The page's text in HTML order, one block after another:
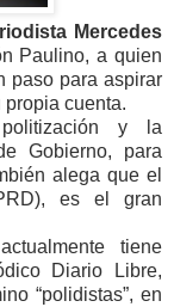
Mercedes
Paulino, a quien
paso para aspirar
cuenta.
y la
Gobierno, para
alega que el
es el gran
tiene
Diario Libre,
“polidistas”, en